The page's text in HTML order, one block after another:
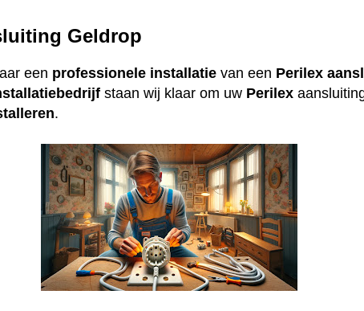
Geldrop
een professionele installatie van een Perilex
staan wij klaar om uw Perilex
.